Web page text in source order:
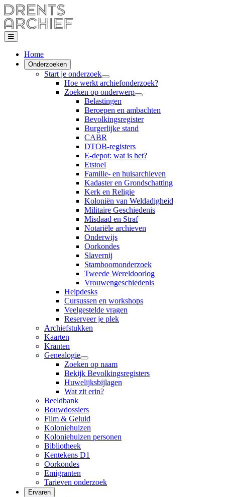
Home
Onderzoeken
Start je onderzoek
Hoe werkt archiefonderzoek?
Zoeken op onderwerp
Belastingen
Beroepen en ambachten
Bevolkingsregister
Burgerlijke stand
CABR
DTOB-registers
E-depot: wat is het?
Etstoel
Familie- en huisarchieven
Kadaster en Grondschatting
Kerk en Religie
Koloniën van Weldadigheid
Militaire Geschiedenis
Misdaad en Straf
Notariële archieven
Onderwijs
Oorkondes
Slavernij
Stamboomonderzoek
Tweede Wereldoorlog
Vrouwengeschiedenis
Helpdesks
Cursussen en workshops
Veelgestelde vragen
Reserveer je plek
Archiefstukken
Kaarten
Kranten
Genealogie
Zoeken op naam
Bekijk Bevolkingsregisters
Huwelijksbijlagen
Wat zit erin?
Beeldbank
Bouwdossiers
Film & Geluid
Koloniehuizen
Koloniehuizen personen
Bibliotheek
Kentekens D1
Oorkondes
Emigranten
Tarieven onderzoek
Ervaren